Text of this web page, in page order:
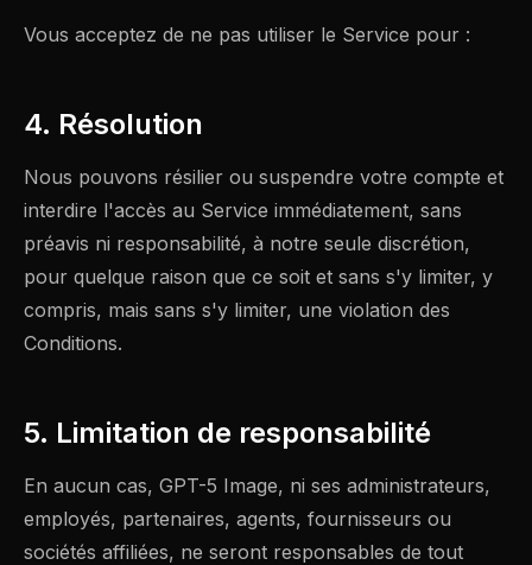
Vous acceptez de ne pas utiliser le Service pour :
4. Résolution
Nous pouvons résilier ou suspendre votre compte et
interdire l'accès au Service immédiatement, sans
préavis ni responsabilité, à notre seule discrétion,
pour quelque raison que ce soit et sans s'y limiter, y
compris, mais sans s'y limiter, une violation des
Conditions.
5. Limitation de responsabilité
En aucun cas, GPT-5 Image, ni ses administrateurs,
employés, partenaires, agents, fournisseurs ou
sociétés affiliées, ne seront responsables de tout